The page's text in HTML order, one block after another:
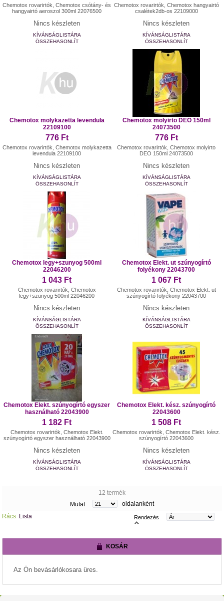
Chemotox rovarirtók, Chemotox csótány- és
hangyairtó aeroszol 300ml 22076500
Nincs készleten
KÍVÁNSÁGLISTÁRA
ÖSSZEHASONLÍT
Chemotox rovarirtók, Chemotox hangyairtó
csalétek2db-os 22109000
Nincs készleten
KÍVÁNSÁGLISTÁRA
ÖSSZEHASONLÍT
Chemotox molykazetta levendula
22109100
776 Ft
Chemotox rovarirtók, Chemotox molykazetta
levendula 22109100
Nincs készleten
KÍVÁNSÁGLISTÁRA
ÖSSZEHASONLÍT
Chemotox molyirto DEO 150ml
24073500
776 Ft
Chemotox rovarirtók, Chemotox molyirto
DEO 150ml 24073500
Nincs készleten
KÍVÁNSÁGLISTÁRA
ÖSSZEHASONLÍT
Chemotox legy+szunyog 500ml
22046200
1 043 Ft
Chemotox rovarirtók, Chemotox
legy+szunyog 500ml 22046200
Nincs készleten
KÍVÁNSÁGLISTÁRA
ÖSSZEHASONLÍT
Chemotox Elekt. ut szúnyogírtó
folyékony 22043700
1 067 Ft
Chemotox rovarirtók, Chemotox Elekt. ut
szúnyogírtó folyékony 22043700
Nincs készleten
KÍVÁNSÁGLISTÁRA
ÖSSZEHASONLÍT
Chemotox Elekt. szúnyogírtó egyszer
használható 22043900
1 182 Ft
Chemotox rovarirtók, Chemotox Elekt.
szúnyogírtó egyszer használható 22043900
Nincs készleten
KÍVÁNSÁGLISTÁRA
ÖSSZEHASONLÍT
Chemotox Elekt. kész. szúnyogírtó
22043600
1 508 Ft
Chemotox rovarirtók, Chemotox Elekt. kész.
szúnyogírtó 22043600
Nincs készleten
KÍVÁNSÁGLISTÁRA
ÖSSZEHASONLÍT
12 termék
Mutat
oldalanként
Rács Lista Rendezés
KOSÁR
Az Ön bevásárlókosara üres.